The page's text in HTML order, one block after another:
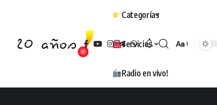
Categorías
Servicios
Radio en vivo!
Tamaño
Aa